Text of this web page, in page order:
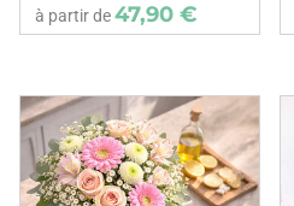
à partir de47,90 €